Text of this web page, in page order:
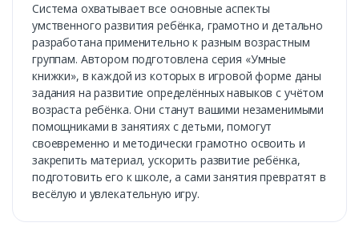
Система охватывает все основные аспекты
умственного развития ребёнка, грамотно и детально
разработана применительно к разным возрастным
группам. Автором подготовлена серия «Умные
книжки», в каждой из которых в игровой форме даны
задания на развитие определённых навыков с учётом
возраста ребёнка. Они станут вашими незаменимыми
помощниками в занятиях с детьми, помогут
своевременно и методически грамотно освоить и
закрепить материал, ускорить развитие ребёнка,
подготовить его к школе, а сами занятия превратят в
весёлую и увлекательную игру.